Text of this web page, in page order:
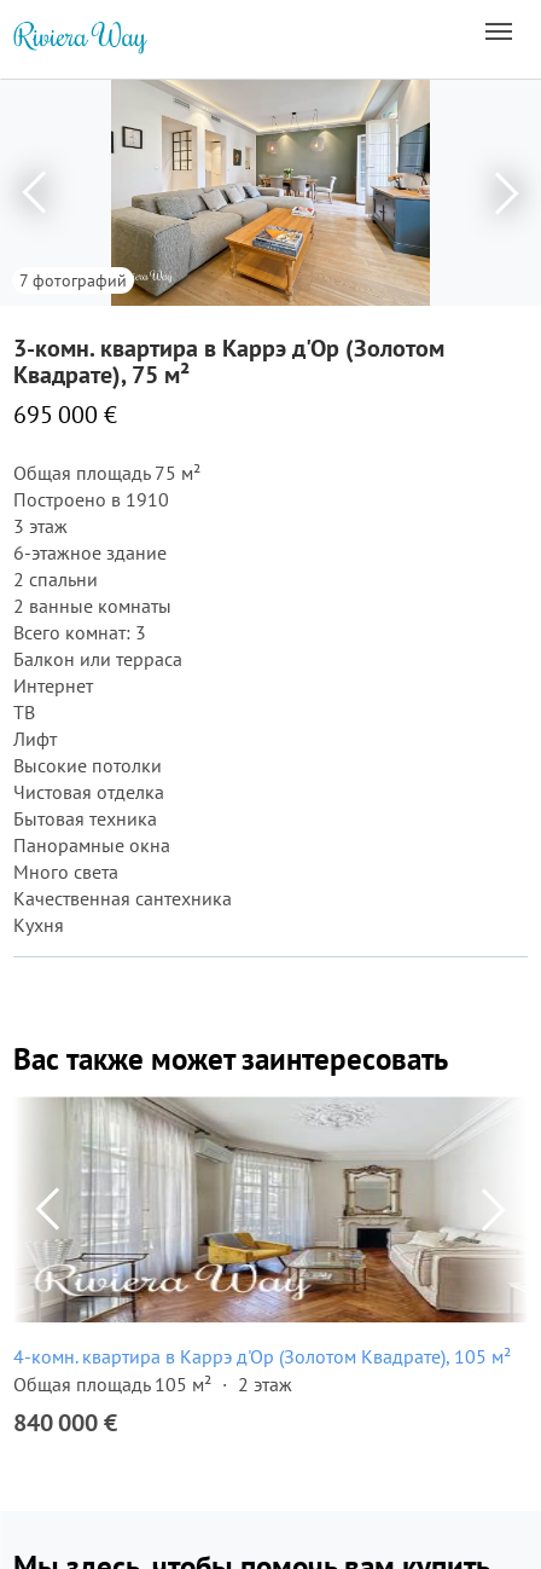
7 фотографий
3-комн. квартира в Каррэ д'Ор (Золотом
Квадрате), 75 м²
695 000 €
Общая площадь 75 м²
Построено в 1910
3 этаж
6-этажное здание
2 спальни
2 ванные комнаты
Всего комнат: 3
Балкон или терраса
Интернет
ТВ
Лифт
Высокие потолки
Чистовая отделка
Бытовая техника
Панорамные окна
Много света
Качественная сантехника
Кухня
Вас также может заинтересовать
4-комн. квартира в Каррэ д'Ор (Золотом Квадрате), 105 м²
Общая площадь 105 м²
2 этаж
840 000 €